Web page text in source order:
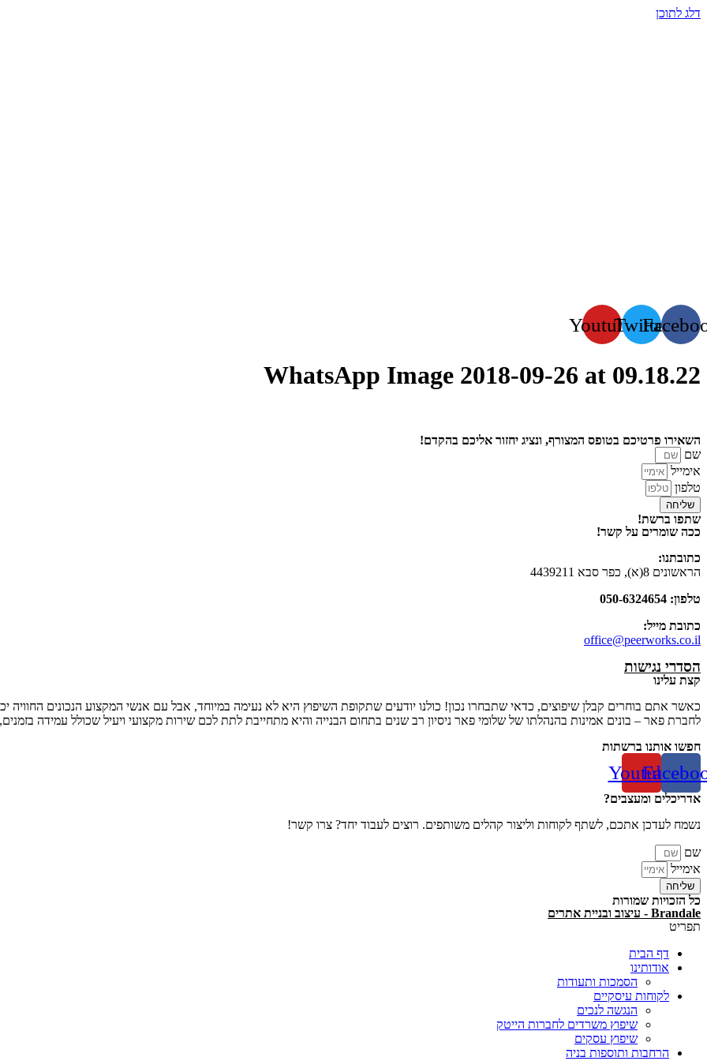
דלג לתוכן
Twitter
Youtube
WhatsApp Image 2018-09-26 at 09.18.22
השאירו פרטיכם בטופס המצורף, ונציג יחזור אליכם בהקדם!
שם
אימייל
טלפון
שליחה
שתפו ברשת!
ככה שומרים על קשר!
כתובתנו:
הראשונים 8(א), כפר סבא 4439211
טלפון: 050-6324654
כתובת מייל:
office@peerworks.co.il
הסדרי נגישות
קצת עלינו
כאשר אתם בוחרים קבלן שיפוצים, כדאי שתבחרו נכון! כולנו יודעים שתקופת השיפוץ היא לא נעימה במיוחד, אבל עם אנשי המקצוע הנכונים החוויה
לחברת פאר – בונים אמינות בהנהלתו של שלומי פאר ניסיון רב שנים בתחום הבנייה והיא מתחייבת לתת לכם שירות מקצועי ויעיל שכולל עמידה בזמנים,
חפשו אותנו ברשתות
Youtube
אדריכלים ומעצבים?
נשמח לעדכן אתכם, לשתף לקוחות וליצור קהלים משותפים. רוצים לעבוד יחד? צרו קשר!
שם
אימייל
שליחה
כל הזכויות שמורות
Brandale - עיצוב ובניית אתרים
תפריט
דף הבית
אודותינו
הסמכות ותעודות
לקוחות עיסקיים
הנגשה לנכים
שיפוץ משרדים לחברות הייטק
שיפוץ עסקים
הרחבות ותוספות בניה